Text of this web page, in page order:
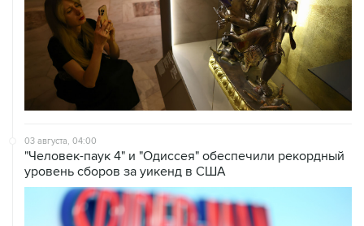
03 августа, 04:00
"Человек-паук 4" и "Одиссея" обеспечили рекордный
уровень сборов за уикенд в США